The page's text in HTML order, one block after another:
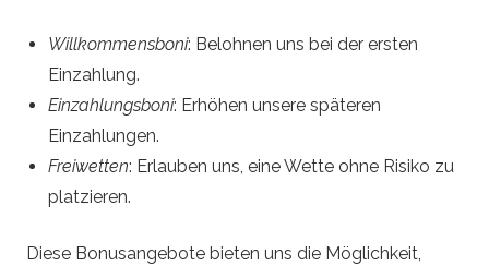
Willkommensboni: Belohnen uns bei der ersten
Einzahlung.
Einzahlungsboni: Erhöhen unsere späteren
Einzahlungen.
Freiwetten: Erlauben uns, eine Wette ohne Risiko zu
platzieren.
Diese Bonusangebote bieten uns die Möglichkeit,